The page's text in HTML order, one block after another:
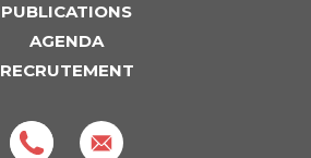
PUBLICATIONS
AGENDA
RECRUTEMENT